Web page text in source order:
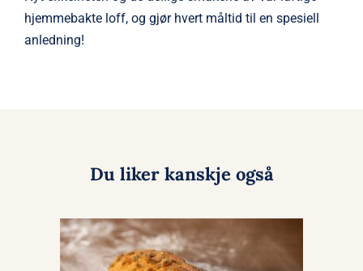
hjemmebakte loff, og gjør hvert måltid til en spesiell
anledning!
Du liker kanskje også